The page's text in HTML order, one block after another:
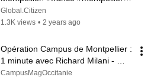
#universite
Global.Citizen
1.3K views • 2 years ago
Opération Campus de Montpellier :
1 minute avec Richard Milani -
Espagno Milani architectes
CampusMagOccitanie